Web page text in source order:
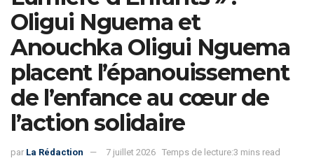
Oligui Nguema et
Anouchka Oligui Nguema
placent l’épanouissement
de l’enfance au cœur de
l’action solidaire
par La Rédaction 7 juillet 2026 Temps de lecture:3 mins read